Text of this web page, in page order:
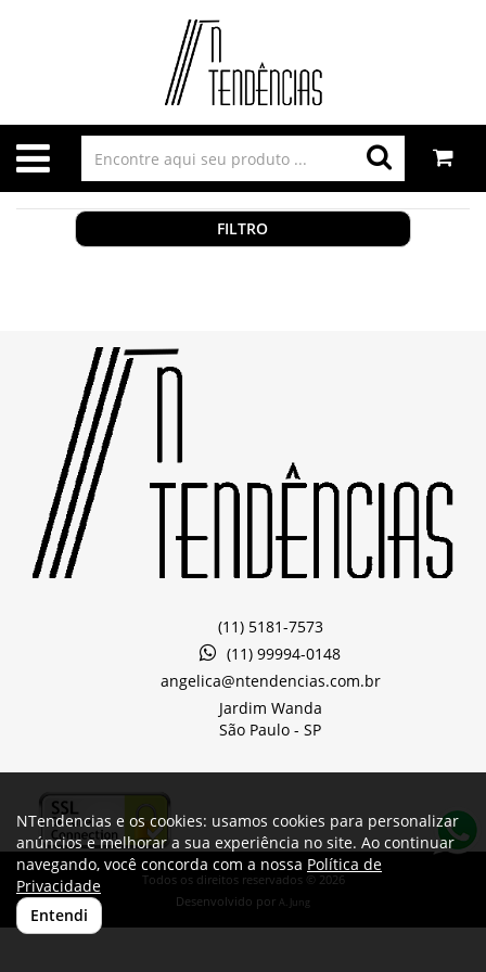
FILTRO
(11) 5181-7573
(11) 99994-0148
angelica@ntendencias.com.br
Jardim Wanda
São Paulo - SP
Todos os direitos reservados © 2026
Desenvolvido por A. Jung
NTendencias e os cookies: usamos cookies para personalizar
anúncios e melhorar a sua experiência no site. Ao continuar
navegando, você concorda com a nossa Política de
Privacidade
Entendi